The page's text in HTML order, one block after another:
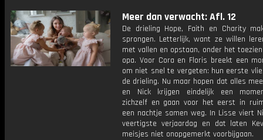
Meer dan verwacht: Afl. 12
De drieling Hope, Faith en Charity
sprongen. Letterlijk, want ze willen
met vallen en opstaan, onder het
opa. Voor Cora en Floris breekt een
om niet snel te vergeten: hun eerste
de drieling. Nu maar hopen dat alles
en Nick krijgen eindelijk een
zichzelf en gaan voor het eerst in
een nachtje samen weg. In Lisse viert
veertigste verjaardag en dat laten
meisjes niet onopgemerkt voorbijgaan.